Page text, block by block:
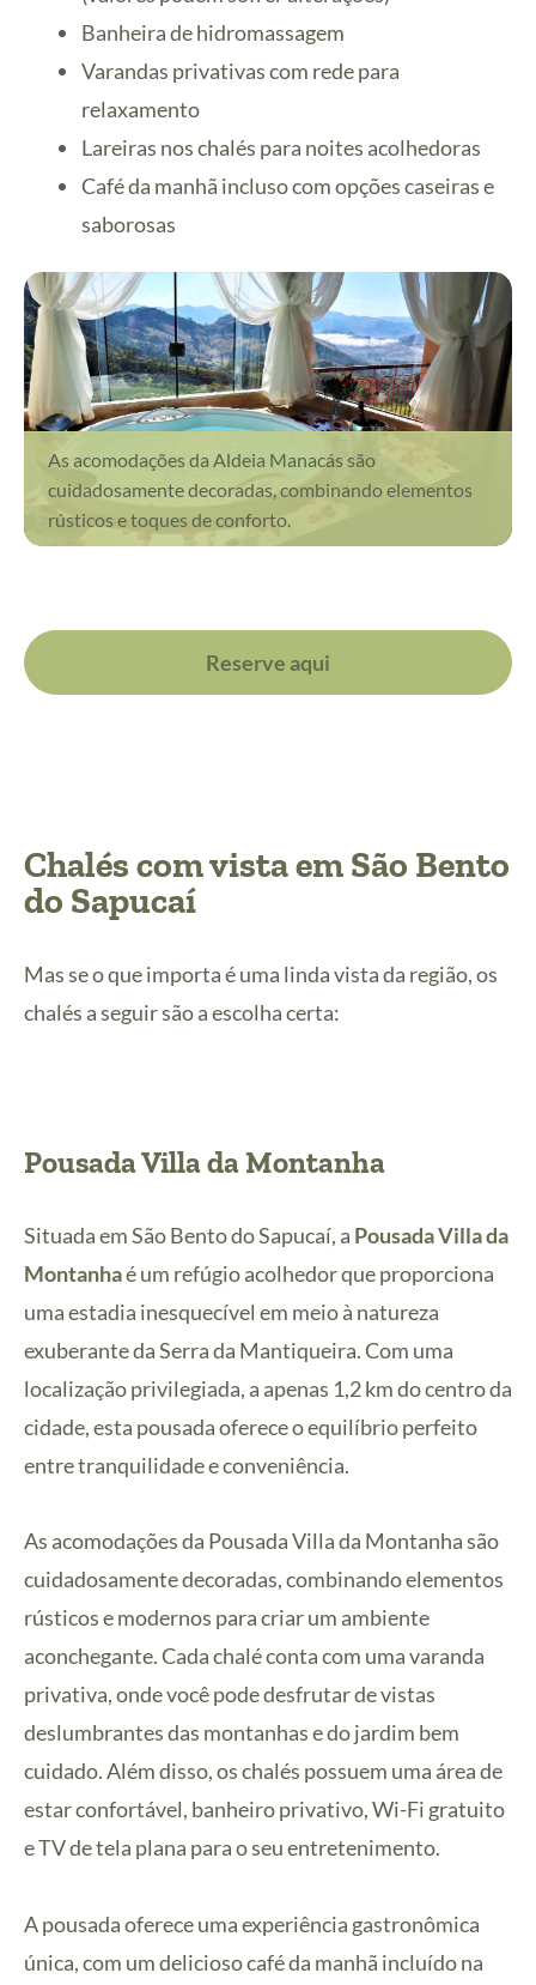
Banheira de hidromassagem
Varandas privativas com rede para
relaxamento
Lareiras nos chalés para noites acolhedoras
Café da manhã incluso com opções caseiras e
saborosas
As acomodações da Aldeia Manacás são
cuidadosamente decoradas, combinando elementos
rústicos e toques de conforto.
Reserve aqui
Chalés com vista em São Bento
do Sapucaí
Mas se o que importa é uma linda vista da região, os
chalés a seguir são a escolha certa:
Pousada Villa da Montanha
Situada em São Bento do Sapucaí, a Pousada Villa da
Montanhaé um refúgio acolhedor que proporciona
uma estadia inesquecível em meio à natureza
exuberante da Serra da Mantiqueira. Com uma
localização privilegiada, a apenas 1,2 km do centro da
cidade, esta pousada oferece o equilíbrio perfeito
entre tranquilidade e conveniência.
As acomodações da Pousada Villa da Montanha são
cuidadosamente decoradas, combinando elementos
rústicos e modernos para criar um ambiente
aconchegante. Cada chalé conta com uma varanda
privativa, onde você pode desfrutar de vistas
deslumbrantes das montanhas e do jardim bem
cuidado. Além disso, os chalés possuem uma área de
estar confortável, banheiro privativo, Wi-Fi gratuito
e TV de tela plana para o seu entretenimento.
A pousada oferece uma experiência gastronômica
única, com um delicioso café da manhã incluído na